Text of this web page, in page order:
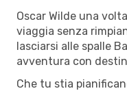
Oscar Wilde una
viaggia senza
lasciarsi alle spalle
avventura con
Che tu stia